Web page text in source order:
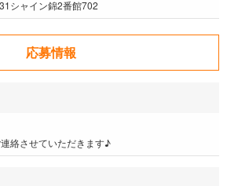
シャイン錦2番館702
応募情報
絡させていただきます♪